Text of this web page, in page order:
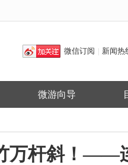
微信订阅 新闻热
微游向导
万杆斜！——